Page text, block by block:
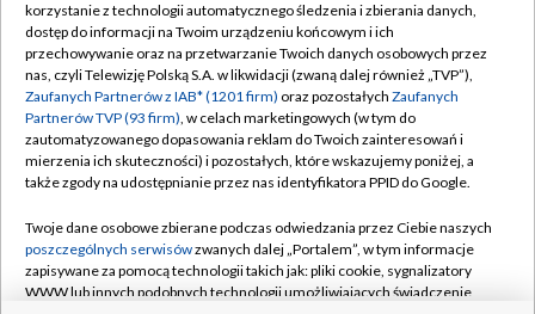
TVP
Abonament TVP
Sklep TVP
Biuro Reklamy
Oferta Handlowa
Emisja w TVP
Rada Programowa
Regulamin TVP
Polityka prywatności
Moje zgody
Biuro reklamy
Kanały
korzystanie z technologii automatycznego śledzenia i zbierania danych,
dostęp do informacji na Twoim urządzeniu końcowym i ich
przechowywanie oraz na przetwarzanie Twoich danych osobowych przez
nas, czyli Telewizję Polską S.A. w likwidacji (zwaną dalej również „TVP”),
Zaufanych Partnerów z IAB* (1201 firm) oraz pozostałych Zaufanych
Partnerów TVP (93 firm), w celach marketingowych (w tym do
zautomatyzowanego dopasowania reklam do Twoich zainteresowań i
mierzenia ich skuteczności) i pozostałych, które wskazujemy poniżej, a
także zgody na udostępnianie przez nas identyfikatora PPID do Google.
Twoje dane osobowe zbierane podczas odwiedzania przez Ciebie naszych
poszczególnych serwisówzwanych dalej „Portalem”, w tym informacje
zapisywane za pomocą technologii takich jak: pliki cookie, sygnalizatory
WWW lub innych podobnych technologii umożliwiających świadczenie